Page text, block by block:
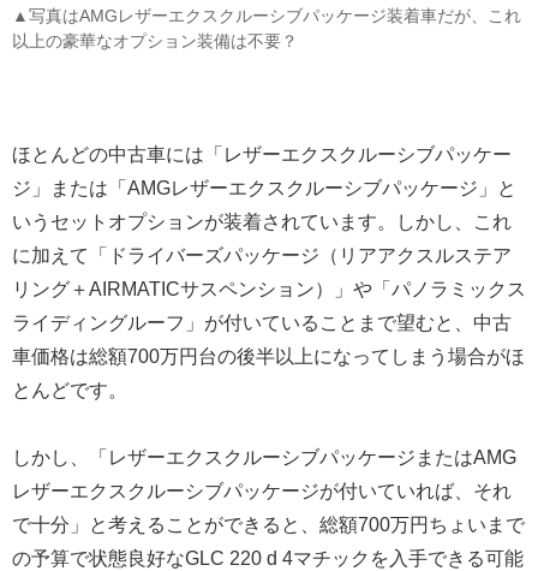
▲写真はAMGレザーエクスクルーシブパッケージ装着車だが、これ
以上の豪華なオプション装備は不要？
ほとんどの中古車には「レザーエクスクルーシブパッケー
ジ」または「AMGレザーエクスクルーシブパッケージ」と
いうセットオプションが装着されています。しかし、これ
に加えて「ドライバーズパッケージ（リアアクスルステア
リング＋AIRMATICサスペンション）」や「パノラミックス
ライディングルーフ」が付いていることまで望むと、中古
車価格は総額700万円台の後半以上になってしまう場合がほ
とんどです。
しかし、「レザーエクスクルーシブパッケージまたはAMG
レザーエクスクルーシブパッケージが付いていれば、それ
で十分」と考えることができると、総額700万円ちょいまで
の予算で状態良好なGLC 220 d 4マチックを入手できる可能